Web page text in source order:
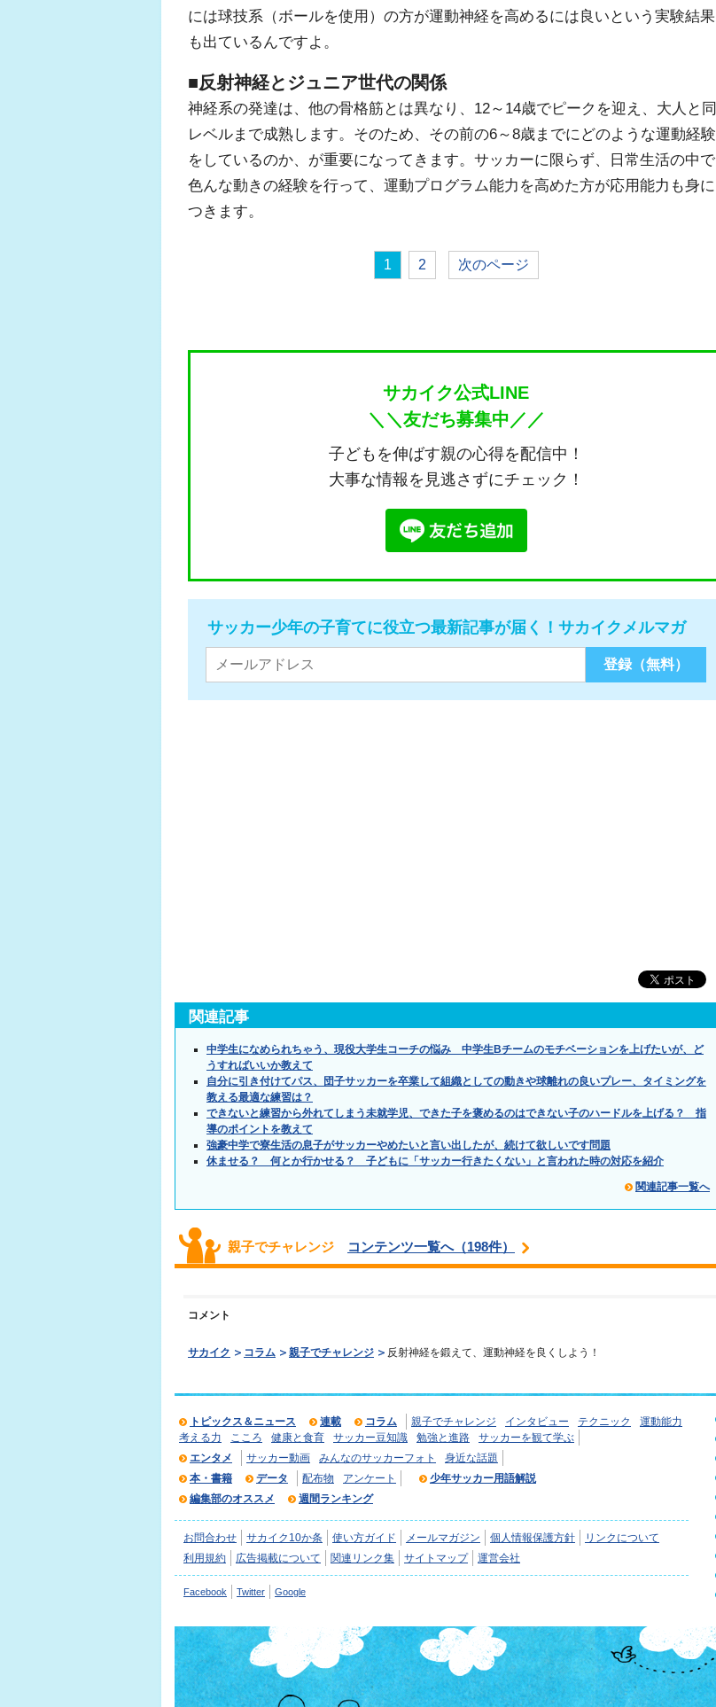
には球技系（ボールを使用）の方が運動神経を高めるには良いという実験結果
も出ているんですよ。
■反射神経とジュニア世代の関係
神経系の発達は、他の骨格筋とは異なり、12～14歳でピークを迎え、大人と同
レベルまで成熟します。そのため、その前の6～8歳までにどのような運動経験
をしているのか、が重要になってきます。サッカーに限らず、日常生活の中で
色んな動きの経験を行って、運動プログラム能力を高めた方が応用能力も身に
つきます。
1 2 次のページ
サカイク公式LINE
＼＼友だち募集中／／
子どもを伸ばす親の心得を配信中！
大事な情報を見逃さずにチェック！
サッカー少年の子育てに役立つ最新記事が届く！サカイクメルマガ
関連記事
中学生になめられちゃう、現役大学生コーチの悩み 中学生Bチームのモチベーションを上げたいが、ど
うすればいいか教えて
自分に引き付けてパス、団子サッカーを卒業して組織としての動きや球離れの良いプレー、タイミングを
教える最適な練習は？
できないと練習から外れてしまう未就学児、できた子を褒めるのはできない子のハードルを上げる？ 指
導のポイントを教えて
強豪中学で寮生活の息子がサッカーやめたいと言い出したが、続けて欲しいです問題
休ませる？ 何とか行かせる？ 子どもに「サッカー行きたくない」と言われた時の対応を紹介
関連記事一覧へ
親子でチャレンジ コンテンツ一覧へ（198件）
コメント
サカイク コラム 親子でチャレンジ 反射神経を鍛えて、運動神経を良くしよう！
トピックス＆ニュース 連載 コラム 親子でチャレンジ インタビュー テクニック
運動能力
考える力
こころ 健康と食育 サッカー豆知識 勉強と進路
サッカーを観て学ぶ
エンタメ
サッカー動画 みんなのサッカーフォト
身近な話題
本・書籍
データ 配布物 アンケート
少年サッカー用語解説
編集部のオススメ
週間ランキング
お問合わせ サカイク10か条 使い方ガイド メールマガジン 個人情報保護方針
リンクについて
利用規約
広告掲載について 関連リンク集 サイトマップ 運営会社
Facebook Twitter Google